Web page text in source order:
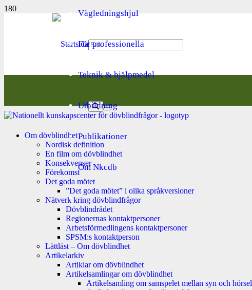
Vägledningshjul
För professionella
Teknik & hjälpmedel
Utbildning
Publikationer
Om Nkcdb
Om dövblindhet
Nordisk definition
En film om dövblindhet
Konsekvenser
Förekomst
Det goda mötet
”Det goda mötet” i olika språkversioner
Nätverk kring dövblindfrågor
Dövblindrådet
Regionernas kontaktpersoner
Arbetsförmedlingens kontaktpersoner
SPSM:s kontaktperson
Lättläst – Om dövblindhet
Artikelarkiv
Artiklar om dövblindhet
Artikelsamlingar om dövblindhet
Artikelsamling om samspelet mellan syn och hörsel